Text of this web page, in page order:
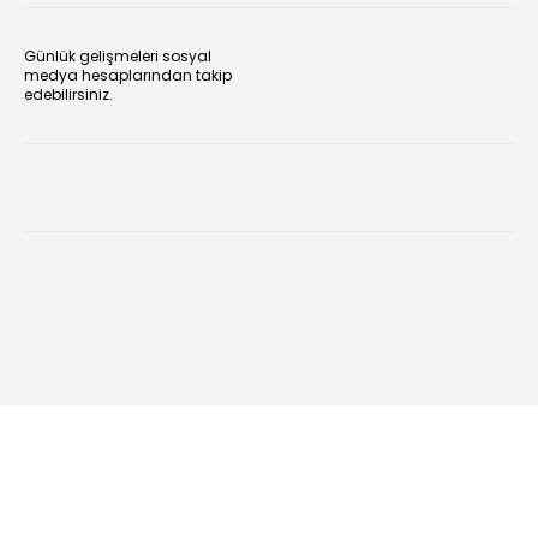
Günlük gelişmeleri sosyal
medya hesaplarından takip
edebilirsiniz.